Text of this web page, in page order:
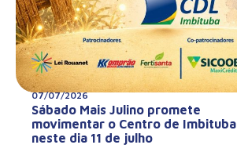
07/07/2026
Sábado Mais Julino promete
movimentar o Centro de Imbituba
neste dia 11 de julho